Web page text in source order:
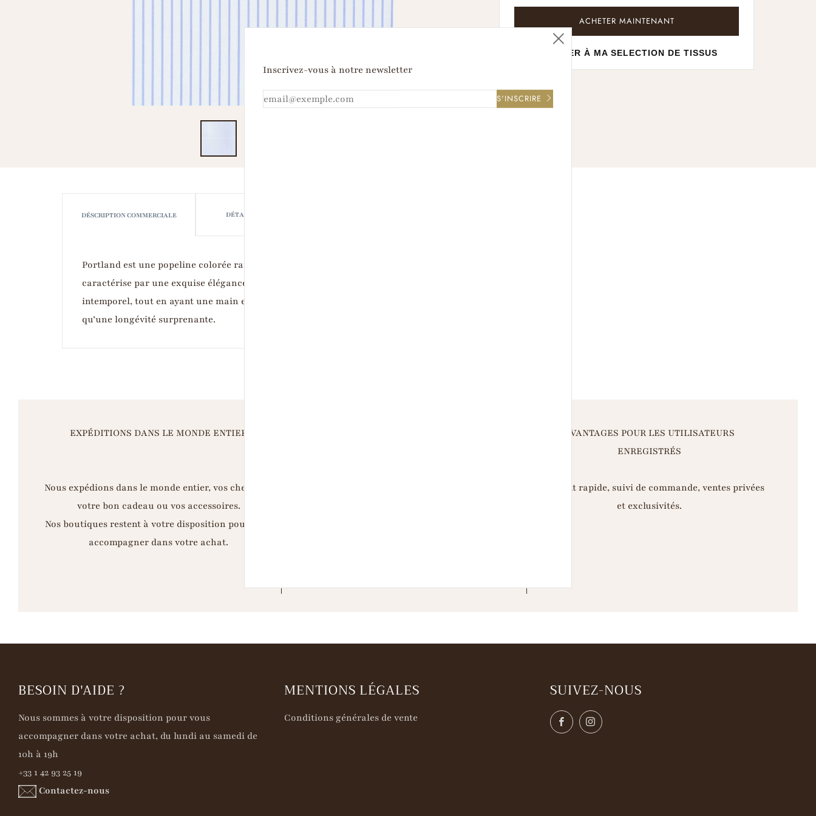
ACHETER MAINTENANT
AJOUTER À MA SELECTION DE TISSUS
DÉSCRIPTION COMMERCIALE DÉTAILS TECHNIQUES
Portland est une popeline colorée raffinée tissée en chaîne et trame 120/2, qui se
caractérise par une exquise élégance, des couleurs définies et un charme
intemporel, tout en ayant une main exceptionnellement douce et soignée ainsi
qu’une longévité surprenante.
EXPÉDITIONS DANS LE MONDE ENTIER
Nous expédions dans le monde entier, vos chemises,
votre bon cadeau ou vos accessoires.
Nos boutiques restent à votre disposition pour vous
accompagner dans votre achat.
AVANTAGES POUR LES UTILISATEURS
ENREGISTRÉS
Paiement rapide, suivi de commande, ventes privées
et exclusivités.
BESOIN D'AIDE ?
Nous sommes à votre disposition pour vous
accompagner dans votre achat, du lundi au samedi de
10h à 19h
+33 1 42 93 25 19
Contactez-nous
MENTIONS LÉGALES
Conditions générales de vente
SUIVEZ-NOUS
FacebookInstagram
Fermer
(esc)
Inscrivez-vous à notre newsletter
S'INSCRIRE